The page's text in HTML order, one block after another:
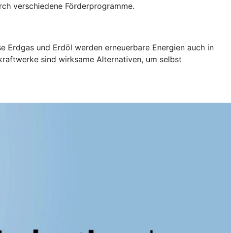
verschiedene Förderprogramme.
Erdgas und Erdöl werden erneuerbare Energien auch in
sind wirksame Alternativen, um selbst